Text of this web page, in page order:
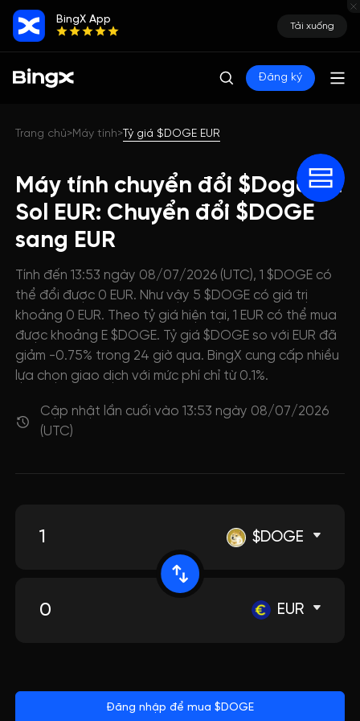
BingX App
Tải xuống
Đăng ký
Trang chủ>Máy tính>Tỷ giá $DOGE EUR
Máy tính chuyển đổi $Doge on
Sol EUR: Chuyển đổi $DOGE
sang EUR
Tính đến 13:53 ngày 08/07/2026 (UTC), 1 $DOGE có
thể đổi được 0 EUR. Như vậy 5 $DOGE có giá trị
khoảng 0 EUR. Theo tỷ giá hiện tại, 1 EUR có thể mua
được khoảng E $DOGE. Tỷ giá $DOGE so với EUR đã
giảm -0.75% trong 24 giờ qua. BingX cung cấp nhiều
lựa chọn giao dịch với mức phí chỉ từ 0.1%.
Cập nhật lần cuối vào 13:53 ngày 08/07/2026
(UTC)
$DOGE
EUR
Đăng nhập để mua $DOGE